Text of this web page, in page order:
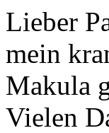
Lieber
mein
Makula
Vielen